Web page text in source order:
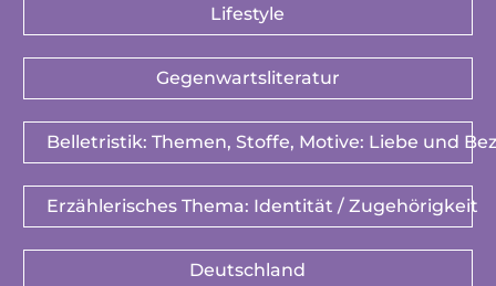
Lifestyle
Gegenwartsliteratur
Belletristik: Themen, Stoffe, Motive: Liebe und
Erzählerisches Thema: Identität / Zugehörigkeit
Deutschland